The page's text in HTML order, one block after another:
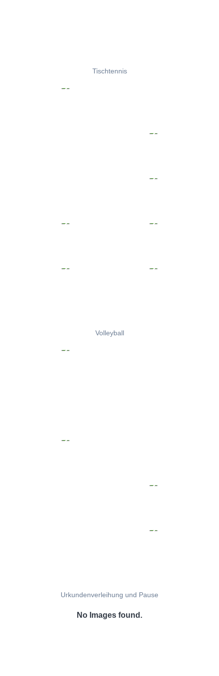
Tischtennis
Volleyball
Urkundenverleihung und Pause
No Images found.